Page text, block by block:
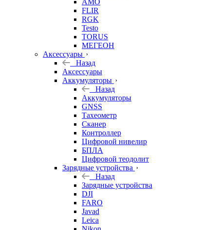
AMO
FLIR
RGK
Testo
TORUS
МЕГЕОН
Аксессуары
Назад
Аксессуары
Аккумуляторы
Назад
Аккумуляторы
GNSS
Тахеометр
Сканер
Контроллер
Цифровой нивелир
БПЛА
Цифровой теодолит
Зарядные устройства
Назад
Зарядные устройства
DJI
FARO
Javad
Leica